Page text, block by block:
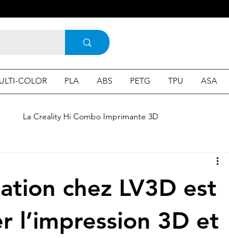
COLOR PLA ABS PETG TPU ASA
La Creality Hi Combo Imprimante 3D
3d en ligne Acheter une machine 3D
chez LV3D est
l’impression 3D et